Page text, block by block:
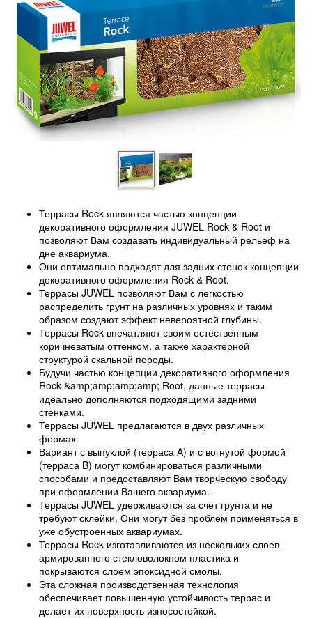
Террасы Rock являются частью концепции
декоративного оформления JUWEL Rock & Root и
позволяют Вам создавать индивидуальный рельеф на
дне аквариума.
Они оптимально подходят для задних стенок концепции
декоративного оформления Rock & Root.
Террасы JUWEL позволяют Вам с легкостью
распределить грунт на различных уровнях и таким
образом создают эффект невероятной глубины.
Террасы Rock впечатляют своим естественным
коричневатым оттенком, а также характерной
структурой скальной породы.
Будучи частью концепции декоративного оформления
Rock &amp;amp;amp;amp; Root, данные террасы
идеально дополняются подходящими задними
стенками.
Террасы JUWEL предлагаются в двух различных
формах.
Вариант с выпуклой (терраса A) и с вогнутой формой
(терраса B) могут комбинироваться различными
способами и предоставляют Вам творческую свободу
при оформлении Вашего аквариума.
Террасы JUWEL удерживаются за счет грунта и не
требуют склейки. Они могут без проблем применяться в
уже обустроенных аквариумах.
Террасы Rock изготавливаются из нескольких слоев
армированного стекловолокном пластика и
покрываются слоем эпоксидной смолы.
Эта сложная производственная технология
обеспечивает повышенную устойчивость террас и
делает их поверхность износостойкой.